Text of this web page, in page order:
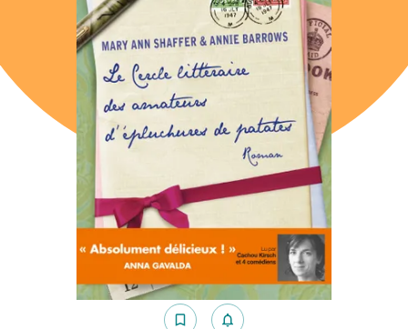
bookmark_border notifications_none_outlined